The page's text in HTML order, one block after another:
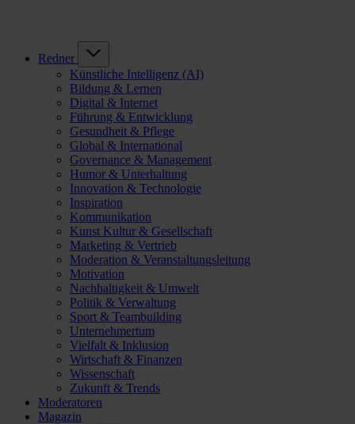
Redner
Künstliche Intelligenz (AI)
Bildung & Lernen
Digital & Internet
Führung & Entwicklung
Gesundheit & Pflege
Global & International
Governance & Management
Humor & Unterhaltung
Innovation & Technologie
Inspiration
Kommunikation
Kunst Kultur & Gesellschaft
Marketing & Vertrieb
Moderation & Veranstaltungsleitung
Motivation
Nachhaltigkeit & Umwelt
Politik & Verwaltung
Sport & Teambuilding
Unternehmertum
Vielfalt & Inklusion
Wirtschaft & Finanzen
Wissenschaft
Zukunft & Trends
Moderatoren
Magazin